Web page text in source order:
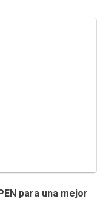
para una mejor